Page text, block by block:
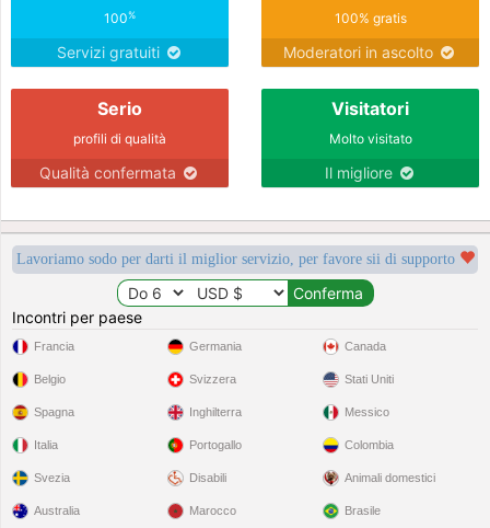
100%
Servizi gratuiti
100% gratis
Moderatori in ascolto
Serio
profili di qualità
Qualità confermata
Visitatori
Molto visitato
Il migliore
Lavoriamo sodo per darti il miglior servizio, per favore sii di supporto
Incontri per paese
Francia
Belgio
Spagna
Italia
Svezia
Germania
Svizzera
Inghilterra
Portogallo
Disabili
Canada
Stati Uniti
Messico
Colombia
Animali domestici
Australia Marocco Brasile